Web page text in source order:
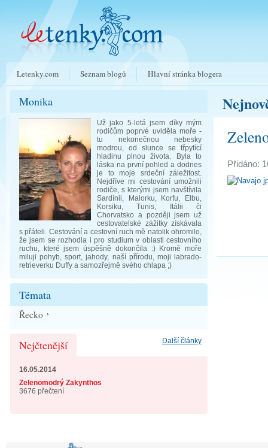
Letenky.com Seznam blogů Hlavní stránka blogera
Monika
Už jako 5-letá jsem díky mým
rodičům poprvé uviděla moře -
tu nekonečnou nebesky
modrou, od slunce se třpytící
hladinu plnou života. Byla to
láska na první pohled a dodnes
je to moje srdeční záležitost.
Nejdříve mi cestování umožnili
rodiče, s kterými jsem navštívila
Sardínii, Malorku, Korfu, Elbu,
Korsiku, Tunis, Itálii či
Chorvatsko a později jsem už
cestovatelské zážitky získávala
s přáteli. Cestování a cestovní ruch mě natolik ohromilo,
že jsem se rozhodla i pro studium v oblasti cestovního
ruchu, které jsem úspěšně dokončila :) Kromě moře
miluji pohyb, sport, jahody, naší přírodu, moji labrado-
retrieverku Duffy a samozřejmě svého chlapa ;)
Témata
Řecko
Další články
Nejčtenější
16.05.2014
Zelenomodrý Zakynthos
3676 přečtení
Přidáno: